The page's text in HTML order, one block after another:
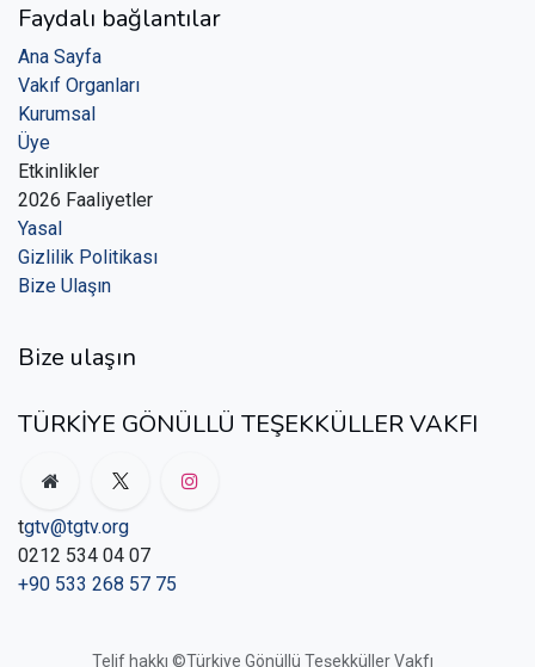
Faydalı bağlantılar
Ana Sayfa
Vakıf Organları
Kurumsal
Üye
Etkinlikler
2026 Faaliyetler
Yasal
Gizlilik Politikası
Bize Ulaşın
Bize ulaşın
TÜRKİYE GÖNÜLLÜ TEŞEKKÜLLER VAKFI
tgtv@tgtv.org
0212 534 04 07
+90 533 268 57 75
Telif hakkı ©Türkiye Gönüllü Teşekküller Vakfı